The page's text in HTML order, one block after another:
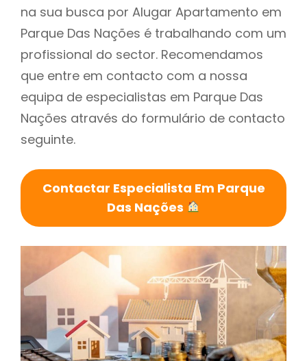
na sua busca por Alugar Apartamento em
Parque Das Nações é trabalhando com um
profissional do sector. Recomendamos
que entre em contacto com a nossa
equipa de especialistas em Parque Das
Nações através do formulário de contacto
seguinte.
Contactar Especialista Em Parque
Das Nações